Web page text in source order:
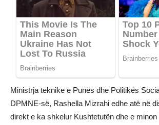
Ministrja teknike e Punës dhe Politikës
DPMNE-së, Rashella Mizrahi edhe atë në
direkt e ka shkelur Kushtetutën dhe e